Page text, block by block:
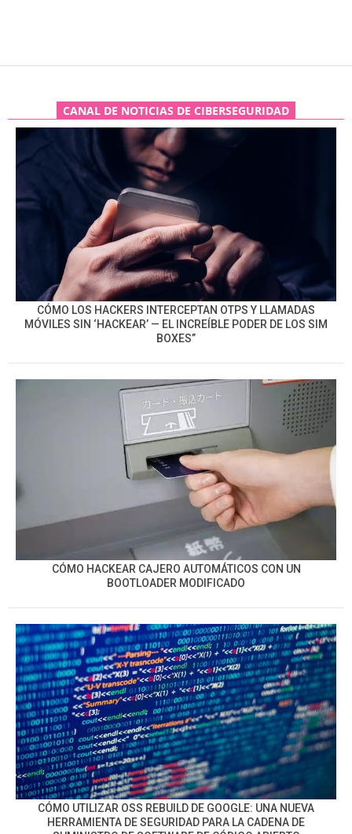
CANAL DE NOTICIAS DE CIBERSEGURIDAD
CÓMO LOS HACKERS INTERCEPTAN OTPS Y LLAMADAS
MÓVILES SIN ‘HACKEAR’ — EL INCREÍBLE PODER DE LOS SIM
BOXES”
CÓMO HACKEAR CAJERO AUTOMÁTICOS CON UN
BOOTLOADER MODIFICADO
CÓMO UTILIZAR OSS REBUILD DE GOOGLE: UNA NUEVA
HERRAMIENTA DE SEGURIDAD PARA LA CADENA DE